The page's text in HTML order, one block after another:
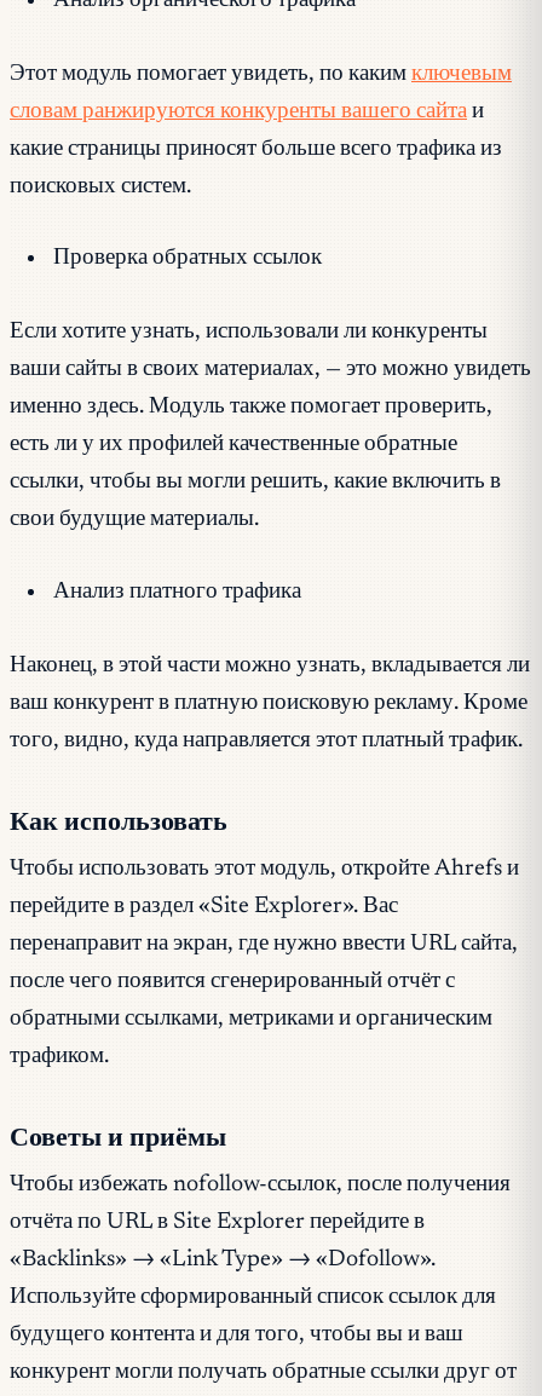
Этот модуль помогает увидеть, по каким ключевым
словам ранжируются конкуренты вашего сайта и
какие страницы приносят больше всего трафика из
поисковых систем.
Проверка обратных ссылок
Если хотите узнать, использовали ли конкуренты
ваши сайты в своих материалах, — это можно увидеть
именно здесь. Модуль также помогает проверить,
есть ли у их профилей качественные обратные
ссылки, чтобы вы могли решить, какие включить в
свои будущие материалы.
Анализ платного трафика
Наконец, в этой части можно узнать, вкладывается ли
ваш конкурент в платную поисковую рекламу. Кроме
того, видно, куда направляется этот платный трафик.
Как использовать
Чтобы использовать этот модуль, откройте Ahrefs и
перейдите в раздел «Site Explorer». Вас
перенаправит на экран, где нужно ввести URL сайта,
после чего появится сгенерированный отчёт с
обратными ссылками, метриками и органическим
трафиком.
Советы и приёмы
Чтобы избежать nofollow-ссылок, после получения
отчёта по URL в Site Explorer перейдите в
«Backlinks» → «Link Type» → «Dofollow».
Используйте сформированный список ссылок для
будущего контента и для того, чтобы вы и ваш
конкурент могли получать обратные ссылки друг от